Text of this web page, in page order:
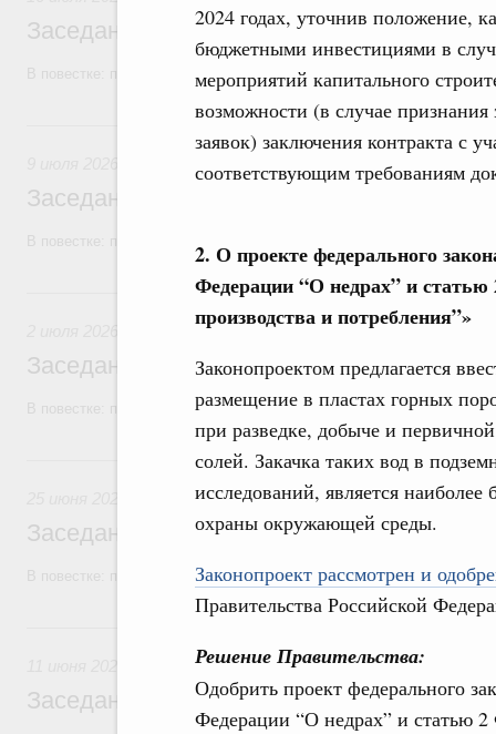
2024 годах, уточнив положение,
бюджетными инвестициями в
мероприятий капитального
возможности (в случае
заявок) заключения контракта с
соответствующим требованиям
2. О проекте федерального
Федерации “О недрах” и статью
производства и потребления”»
Законопроектом предлагается
размещение в пластах горных
при разведке, добыче и
солей. Закачка таких вод в
исследований, является
охраны окружающей среды.
Законопроект рассмотрен и
Правительства Российской
Решение Правительства:
Одобрить проект федерального
Федерации “О недрах” и статью 2
Заседание Правительства (2026 год,
В повестке: проекты федеральных законов, бюджетные
9 июля, четверг
Заседание Правительства (2026 год,
2 июля, четверг
Заседание Правительства (2026 год,
В повестке: проекты федеральных законов.
25 июня, четверг
Заседание Правительства (2026 год,
В повестке: проекты федеральных законов, бюджетные
Заседание Правительства (2026 год,